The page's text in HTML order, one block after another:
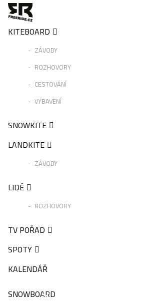
KITEBOARD
ZÁVODY
ROZHOVORY
CESTOVÁNÍ
VYBAVENÍ
SNOWKITE
LANDKITE
ZÁVODY
LIDÉ
ROZHOVORY
TV POŘAD
SPOTY
KALENDÁŘ
SNOWBOARD